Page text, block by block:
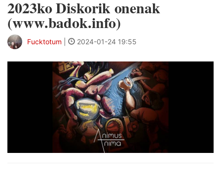
2023ko Diskorik onenak
(www.badok.info)
Fucktotum 2024-01-24 19:55